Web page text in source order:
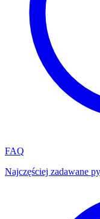
FAQ
Najczęściej zadawane